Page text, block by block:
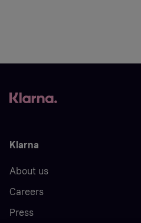
Klarna
About us
Careers
Press